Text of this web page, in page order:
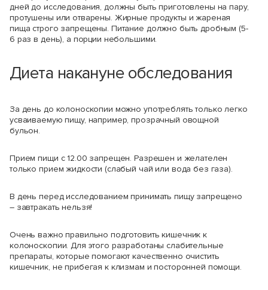
дней до исследования, должны быть приготовлены на пару,
протушены или отварены. Жирные продукты и жареная
пища строго запрещены. Питание должно быть дробным (5-
6 раз в день), а порции небольшими.
Диета накануне обследования
За день до колоноскопии можно употреблять только легко
усваиваемую пищу, например, прозрачный овощной
бульон.
Прием пищи с 12.00 запрещен. Разрешен и желателен
только прием жидкости (слабый чай или вода без газа).
В день перед исследованием принимать пищу запрещено
– завтракать нельзя!
Очень важно правильно подготовить кишечник к
колоноскопии. Для этого разработаны слабительные
препараты, которые помогают качественно очистить
кишечник, не прибегая к клизмам и посторонней помощи.